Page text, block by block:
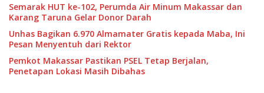
Semarak HUT ke-102, Perumda Air Minum Makassar dan
Karang Taruna Gelar Donor Darah
Unhas Bagikan 6.970 Almamater Gratis kepada Maba, Ini
Pesan Menyentuh dari Rektor
Pemkot Makassar Pastikan PSEL Tetap Berjalan,
Penetapan Lokasi Masih Dibahas